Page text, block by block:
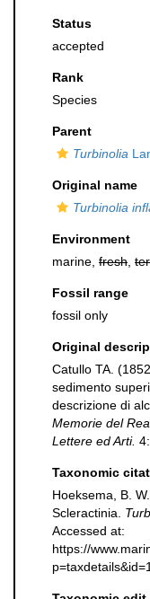
Status
accepted
Rank
Species
Parent
Turbinolia
Original name
Turbinolia
Environment
marine, fresh
Fossil range
fossil only
Original
Catullo TA.
sedimento
descrizione di
Memorie del
Lettere ed Arti.
Taxonomic
Hoeksema, B.
Scleractinia.
Accessed at:
https://